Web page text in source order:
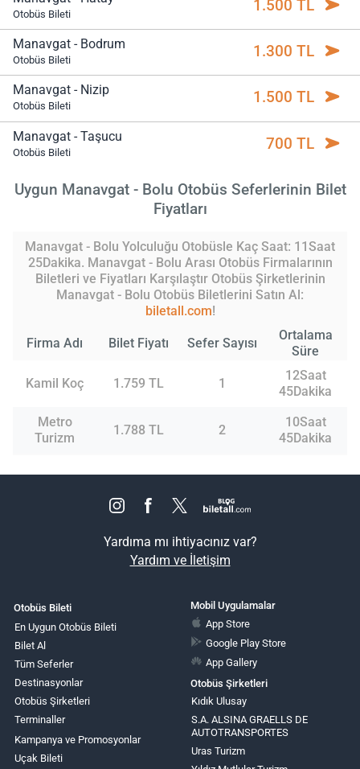
Otobüs Bileti 1.500 TL
Manavgat - Bodrum
Otobüs Bileti 1.300 TL
Manavgat - Nizip
Otobüs Bileti 1.500 TL
Manavgat - Taşucu
Otobüs Bileti 700 TL
Uygun Manavgat - Bolu Otobüs Seferlerinin Bilet
Fiyatları
Manavgat - Bolu Yolculuğu Otobüsle Kaç Saat: 11Saat
25Dakika. Manavgat - Bolu Arası Otobüs Firmalarının
Biletleri ve Fiyatları Karşılaştır Otobüs Şirketlerinin
Manavgat - Bolu Otobüs Biletlerini Satın Al:
biletall.com!
Firma Adı Bilet Fiyatı Sefer Sayısı
Ortalama
Süre
Kamil Koç 1.759 TL 1
12Saat
45Dakika
Metro
Turizm
1.788 TL 2
10Saat
45Dakika
Yardıma mı ihtiyacınız var?
Yardım ve İletişim
Otobüs Bileti
En Uygun Otobüs Bileti
Bilet Al
Tüm Seferler
Destinasyonlar
Otobüs Şirketleri
Terminaller
Kampanya ve Promosyonlar
Uçak Bileti
Mobil Uygulamalar
App Store
Google Play Store
App Gallery
Otobüs Şirketleri
Kıdık Ulusay
S.A. ALSINA GRAELLS DE
AUTOTRANSPORTES
Uras Turizm